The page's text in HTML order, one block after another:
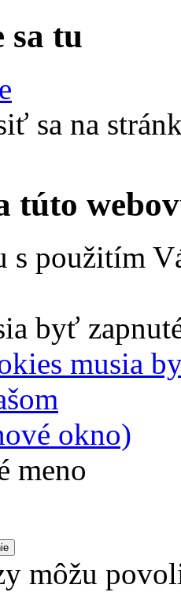
sa tu
sa na
túto
s použitím
byť
meno
môžu